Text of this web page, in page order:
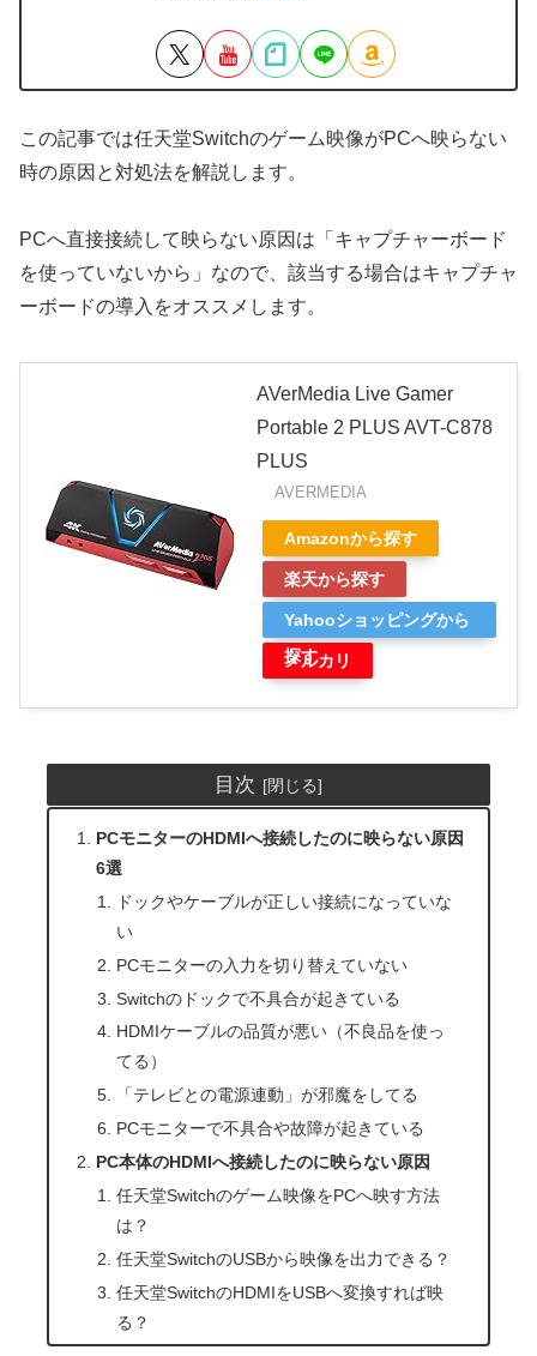
この記事では任天堂Switchのゲーム映像がPCへ映らない
時の原因と対処法を解説します。
PCへ直接接続して映らない原因は「キャプチャーボード
を使っていないから」なので、該当する場合はキャプチャ
ーボードの導入をオススメします。
AVerMedia Live Gamer
Portable 2 PLUS AVT-C878
PLUS
AVERMEDIA
Amazonから探す
楽天から探す
Yahooショッピングから
探す
メルカリ
目次
PCモニターのHDMIへ接続したのに映らない原因
6選
ドックやケーブルが正しい接続になっていな
い
PCモニターの入力を切り替えていない
Switchのドックで不具合が起きている
HDMIケーブルの品質が悪い（不良品を使っ
てる）
「テレビとの電源連動」が邪魔をしてる
PCモニターで不具合や故障が起きている
PC本体のHDMIへ接続したのに映らない原因
任天堂Switchのゲーム映像をPCへ映す方法
は？
任天堂SwitchのUSBから映像を出力できる？
任天堂SwitchのHDMIをUSBへ変換すれば映
る？